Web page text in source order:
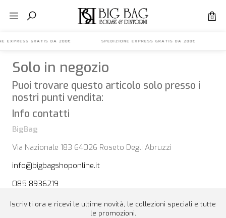
0
EXPRESS GRATIS DA 200€ SPEDIZIONE EXPRESS GRATIS DA
Solo in negozio
Puoi trovare questo articolo solo presso i
nostri punti vendita:
Info contatti
BigBag
Via Nazionale 183 64026 Roseto Degli Abruzzi
info@bigbagshoponline.it
085 8936219
Iscriviti ora e ricevi le ultime novità, le collezioni speciali e tutte
le promozioni.